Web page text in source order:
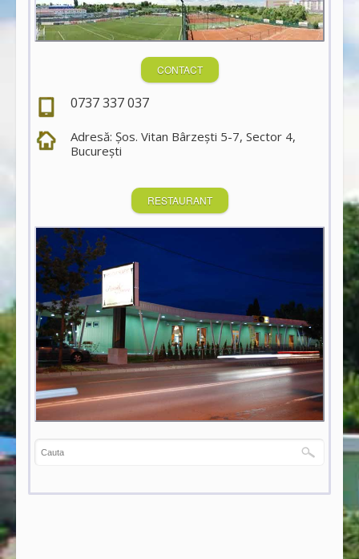
CONTACT
0737 337 037
Adresă: Şos. Vitan Bârzeşti 5-7, Sector 4,
Bucureşti
RESTAURANT